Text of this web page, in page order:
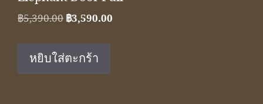
฿5,390.00 Original
฿5,390.00.
฿3,590.00
หยิบใส่ตะกร้า